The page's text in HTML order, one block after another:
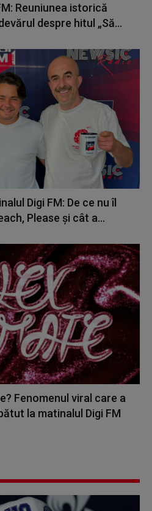
Reuniunea istorică
despre hitul „Să...
Digi FM: De ce nu îl
Please și cât a...
Fenomenul viral care a
la matinalul Digi FM